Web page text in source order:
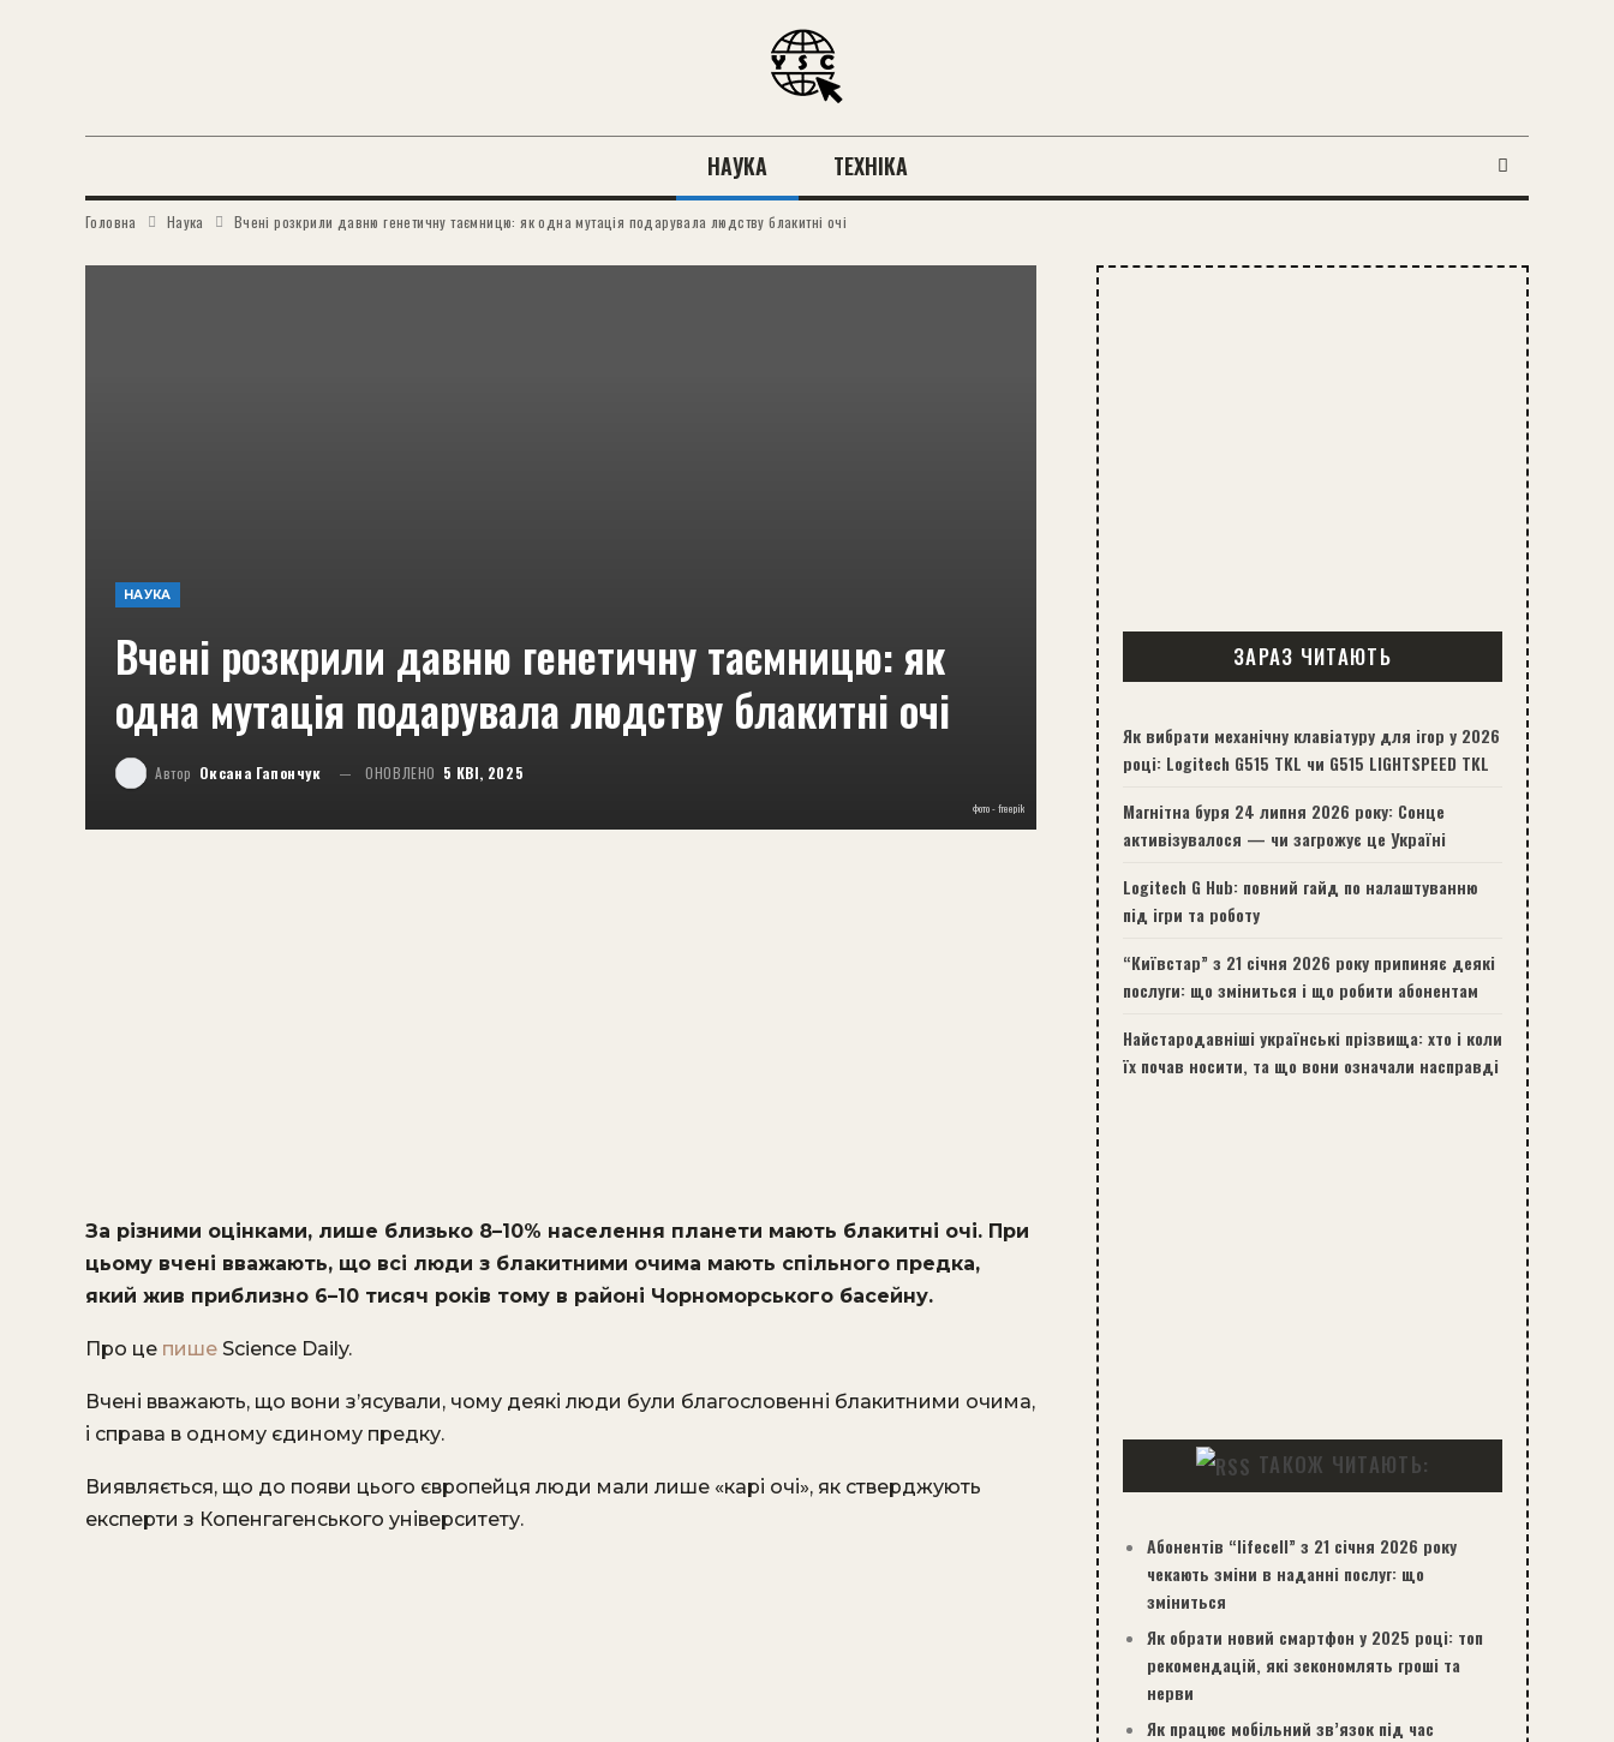
НАУКА ТЕХНІКА
Головна Наука Вчені розкрили давню генетичну таємницю: як одна мутація подарувала людству блакитні очі
НАУКА
Вчені розкрили давню генетичну таємницю: як
одна мутація подарувала людству блакитні очі
Автор Оксана Гапончук ОНОВЛЕНО 5 КВІ, 2025
фото - freepik
За різними оцінками, лише близько 8–10% населення планети мають блакитні очі. При
цьому вчені вважають, що всі люди з блакитними очима мають спільного предка,
який жив приблизно 6–10 тисяч років тому в районі Чорноморського басейну.
Про це пише Science Daily.
Вчені вважають, що вони з’ясували, чому деякі люди були благословенні блакитними очима,
і справа в одному єдиному предку.
Виявляється, що до появи цього європейця люди мали лише «карі очі», як стверджують
експерти з Копенгагенського університету.
ЗАРАЗ ЧИТАЮТЬ
Як вибрати механічну клавіатуру для ігор у 2026
році: Logitech G515 TKL чи G515 LIGHTSPEED TKL
Магнітна буря 24 липня 2026 року: Сонце
активізувалося — чи загрожує це Україні
Logitech G Hub: повний гайд по налаштуванню
під ігри та роботу
“Київстар” з 21 січня 2026 року припиняє деякі
послуги: що зміниться і що робити абонентам
Найстародавніші українські прізвища: хто і коли
їх почав носити, та що вони означали насправді
ТАКОЖ ЧИТАЮТЬ:
Абонентів “lifecell” з 21 січня 2026 року
чекають зміни в наданні послуг: що
зміниться
Як обрати новий смартфон у 2025 році: топ
рекомендацій, які зекономлять гроші та
нерви
Як працює мобільний зв’язок під час